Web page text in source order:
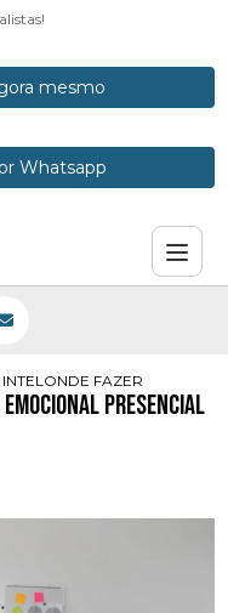
mesmo
Whatsapp
EMOCIONAL
INTELIGENCIA EMOCIONAL
ONDE FAZER CURSO
Presencial